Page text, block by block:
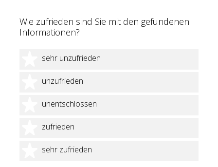
Wie zufrieden sind Sie mit den gefundenen
Informationen?
sehr unzufrieden
1 Stern
unzufrieden
2 Sterne
unentschlossen
3 Sterne
zufrieden
4 Sterne
sehr zufrieden
5 Sterne